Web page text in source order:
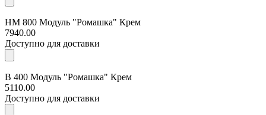
НМ 800 Модуль "Ромашка" Крем
7940.00
Доступно для доставки
В 400 Модуль "Ромашка" Крем
5110.00
Доступно для доставки